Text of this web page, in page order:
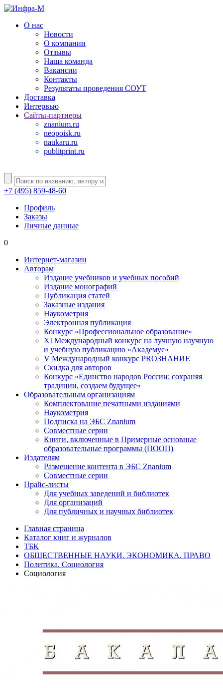
О нас
Новости
О компании
Отзывы
Наша команда
Вакансии
Контакты
Результаты проведения СОУТ
Доставка
Интервью
Сайты-партнеры
znanium.ru
neopoisk.ru
naukaru.ru
publitprint.ru
+7 (495) 859-48-60
Профиль
Заказы
Личные данные
0
Интернет-магазин
Авторам
Издание учебников и учебных пособий
Издание монографий
Публикация статей
Заказные издания
Наукометрия
Электронная публикация
Конкурс «Профессиональное образование»
XI Международный конкурс на лучшую научную
и учебную публикацию «Академус»
V Международный конкурс PROЗНАНИЕ
Скидка для авторов
Конкурс «Единство народов России: сохраняя
традиции, создаем будущее»
Образовательным организациям
Комплектование печатными изданиями
Наукометрия
Подписка на ЭБС Znanium
Совместные серии
Книги, включенные в Примерные основные
образовательные программы (ПООП)
Издателям
Размещение контента в ЭБС Znanium
Совместные серии
Прайс-листы
Для учебных заведений и библиотек
Для организаций
Для публичных и научных библиотек
Главная страница
Каталог книг и журналов
ТБК
ОБЩЕСТВЕННЫЕ НАУКИ. ЭКОНОМИКА. ПРАВО
Политика. Социология
Социология